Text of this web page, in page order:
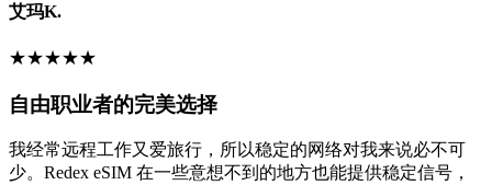
艾玛K.
★★★★★
自由职业者的完美选择
我经常远程工作又爱旅行，所以稳定的网络对我来说必不可
少。Redex eSIM 在一些意想不到的地方也能提供稳定信号，